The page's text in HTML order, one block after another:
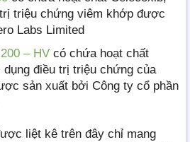
triệu chứng viêm khớp được
Labs Limited
– HV có chứa hoạt chất
điều trị triệu chứng của
sản xuất bởi Công ty cổ phần
liệt kê trên đây chỉ mang